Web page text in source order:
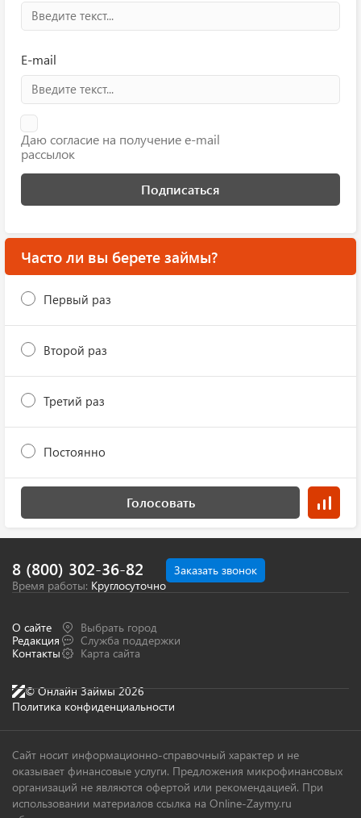
E-mail
Даю согласие на получение e-mail
рассылок
Подписаться
Часто ли вы берете займы?
Первый раз
Второй раз
Третий раз
Постоянно
Голосовать
© Онлайн Займы 2026
Политика конфиденциальности
О сайте
Редакция
Контакты
Выбрать город
Служба поддержки
Карта сайта
Заказать звонок
8 (800) 302-36-82
Время работы: Круглосуточно
Сайт носит информационно-справочный характер и не
оказывает финансовые услуги. Предложения микрофинансовых
организаций не являются офертой или рекомендацией. При
использовании материалов ссылка на Online-Zaymy.ru